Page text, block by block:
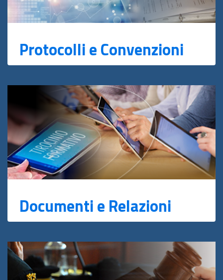
Protocolli e Convenzioni
Documenti e Relazioni